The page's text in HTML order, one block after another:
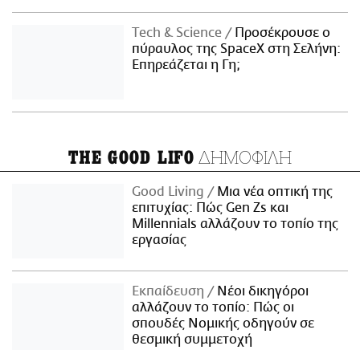
Τech & Science
Προσέκρουσε ο
πύραυλος της SpaceX στη Σελήνη:
Επηρεάζεται η Γη;
THE GOOD LIFO ΔΗΜΟΦΙΛΗ
Good Living
Μια νέα οπτική της
επιτυχίας: Πώς Gen Zs και
Millennials αλλάζουν το τοπίο της
εργασίας
Εκπαίδευση
Νέοι δικηγόροι
αλλάζουν το τοπίο: Πώς οι
σπουδές Νομικής οδηγούν σε
θεσμική συμμετοχή